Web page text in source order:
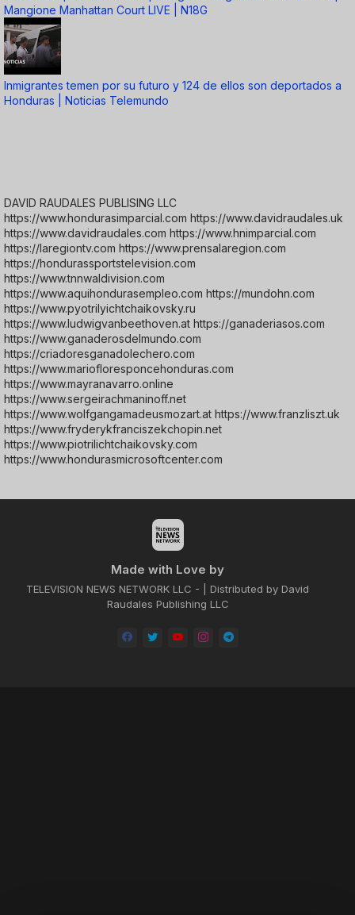
Mangione Manhattan Court LIVE | N18G
Inmigrantes temen por su futuro y 124 de ellos son deportados a
Honduras | Noticias Telemundo
DAVID RAUDALES PUBLISING LLC
https://www.hondurasimparcial.com https://www.davidraudales.uk
https://www.davidraudales.com https://www.hnimparcial.com
https://laregiontv.com https://www.prensalaregion.com
https://hondurassportstelevision.com
https://www.tnnwaldivision.com
https://www.aquihondurasempleo.com https://mundohn.com
https://www.pyotrilyichtchaikovsky.ru
https://www.ludwigvanbeethoven.at https://ganaderiasos.com
https://www.ganaderosdelmundo.com
https://criadoresganadolechero.com
https://www.mariofloresponcehonduras.com
https://www.mayranavarro.online
https://www.sergeirachmaninoff.net
https://www.wolfgangamadeusmozart.at https://www.franzliszt.uk
https://www.fryderykfranciszekchopin.net
https://www.piotrilichtchaikovsky.com
https://www.hondurasmicrosoftcenter.com
Made with Love by
TELEVISION NEWS NETWORK LLC - | Distributed by David
Raudales Publishing LLC